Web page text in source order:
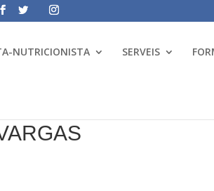
NUTRICIONISTA SERVEIS